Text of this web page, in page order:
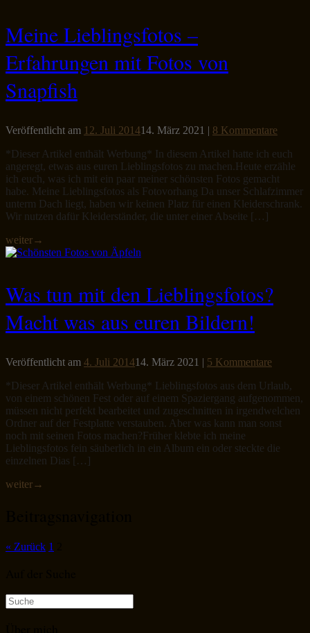
Meine Lieblingsfotos –
Erfahrungen mit Fotos von
Snapfish
Veröffentlicht am 12. Juli 201414. März 2021 | 8 Kommentare
*Dieser Artikel enthält Werbung* In diesem Artikel hatte ich euch
angeregt, etwas aus euren Lieblingsfotos zu machen.Heute erzähle
ich euch, was ich mit ein paar meiner schönsten Fotos gemacht
habe. Meine Lieblingsfotos als Fotovorhang Da unser Schlafzimmer
unterm Dach liegt, haben wir keinen Platz für einen Kleiderschrank.
Wir nutzen dafür Kleiderständer, die unter einer Abseite […]
weiter→
Was tun mit den Lieblingsfotos?
Macht was aus euren Bildern!
Veröffentlicht am 4. Juli 201414. März 2021 | 5 Kommentare
*Dieser Artikel enthält Werbung* Lieblingsfotos aus dem Urlaub,
von einem schönen Fest oder auf einem Spaziergang aufgenommen,
müssen nicht perfekt bearbeitet und zugeschnitten in irgendwelchen
Ordner auf der Festplatte verstauben. Aber was kann man sonst
noch mit seinen Fotos machen?Früher klebte ich meine
Lieblingsfotos fein säuberlich in ein Album ein oder steckte die
einzelnen Dias […]
weiter→
« Zurück 1
Suche
nach: